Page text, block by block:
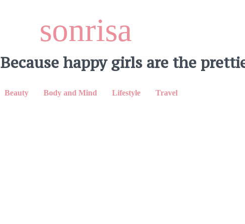
sonrisa
Because happy girls are the
Beauty Body and Mind Lifestyle Travel